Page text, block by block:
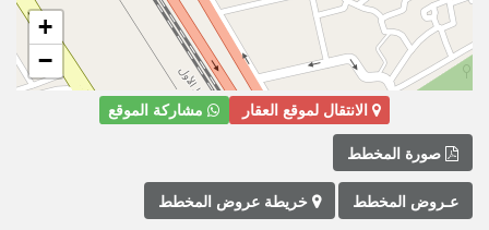
+
−
الانتقال لموقع العقار مشاركة الموقع
صورة المخطط
عـروض المخطط خريطة عروض المخطط